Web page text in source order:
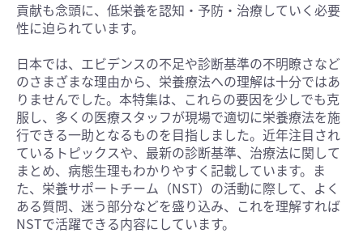
貢献も念頭に、低栄養を認知・予防・治療していく必要
性に迫られています。
日本では、エビデンスの不足や診断基準の不明瞭さなど
のさまざまな理由から、栄養療法への理解は十分ではあ
りませんでした。本特集は、これらの要因を少しでも克
服し、多くの医療スタッフが現場で適切に栄養療法を施
行できる一助となるものを目指しました。近年注目され
ているトピックスや、最新の診断基準、治療法に関して
まとめ、病態生理もわかりやすく記載しています。ま
た、栄養サポートチーム（NST）の活動に際して、よく
ある質問、迷う部分などを盛り込み、これを理解すれば
NSTで活躍できる内容にしています。